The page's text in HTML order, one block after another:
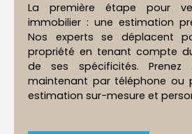
La première étape pour
immobilier : une estimation
Nos experts se déplacent
propriété en tenant compte
de ses spécificités. Prenez
maintenant par téléphone ou
estimation sur-mesure et